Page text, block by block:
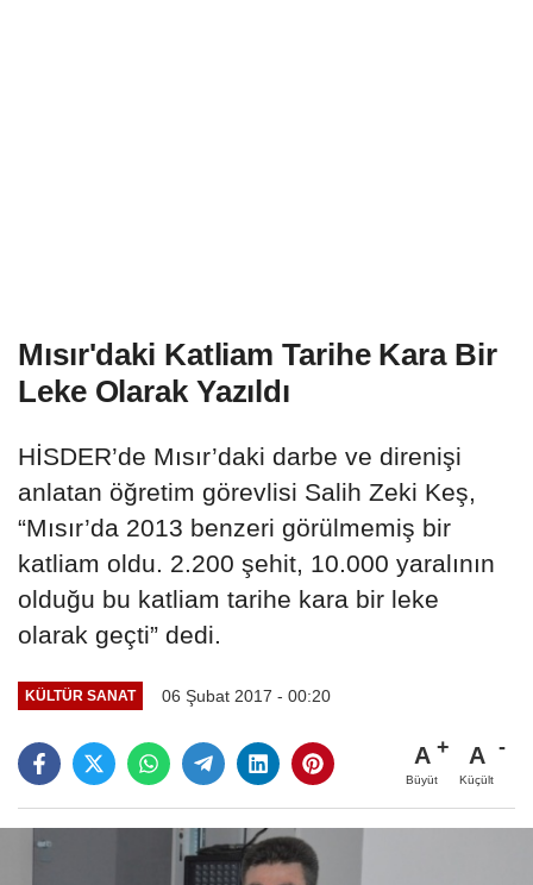
Mısır'daki Katliam Tarihe Kara Bir
Leke Olarak Yazıldı
HİSDER’de Mısır’daki darbe ve direnişi
anlatan öğretim görevlisi Salih Zeki Keş,
“Mısır’da 2013 benzeri görülmemiş bir
katliam oldu. 2.200 şehit, 10.000 yaralının
olduğu bu katliam tarihe kara bir leke
olarak geçti” dedi.
KÜLTÜR SANAT 06 Şubat 2017 - 00:20
A
Büyüt
A
Küçült